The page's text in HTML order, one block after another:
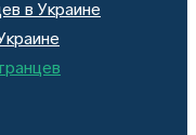
в Украине